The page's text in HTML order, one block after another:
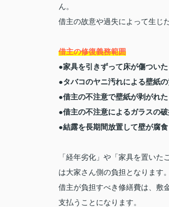
ん。
借主の故意や過失によって生じ
借主の修復義務範囲
●家具を引きずって床が傷ついた
●タバコのヤニ汚れによる壁紙
●借主の不注意で壁紙が剥がれた
●借主の不注意によるガラスの
●結露を長期間放置して壁が腐
「経年劣化」や「家具を置い
は大家さん側の負担となります。
借主が負担すべき修繕費は、敷
支払うことになります。